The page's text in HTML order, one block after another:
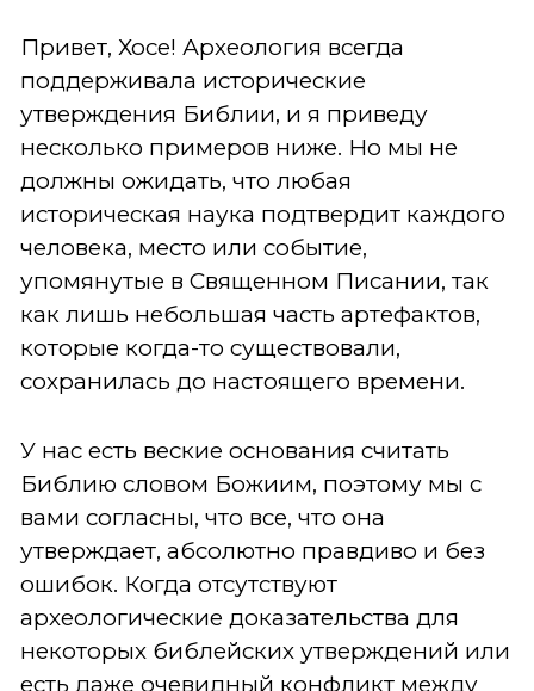
Привет, Хосе! Археология всегда
поддерживала исторические
утверждения Библии, и я приведу
несколько примеров ниже. Но мы не
должны ожидать, что любая
историческая наука подтвердит каждого
человека, место или событие,
упомянутые в Священном Писании, так
как лишь небольшая часть артефактов,
которые когда-то существовали,
сохранилась до настоящего времени.
У нас есть веские основания считать
Библию словом Божиим, поэтому мы с
вами согласны, что все, что она
утверждает, абсолютно правдиво и без
ошибок. Когда отсутствуют
археологические доказательства для
некоторых библейских утверждений или
есть даже очевидный конфликт между